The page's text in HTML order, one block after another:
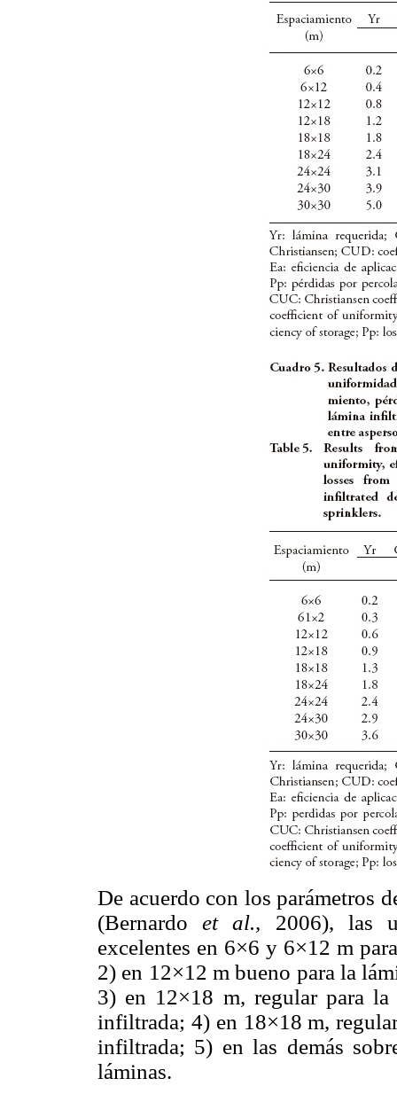
De acuerdo con los parámetros
(Bernardoet al., 2006), las
excelentes en 6×6 y 6×12 m
2) en 12×12 m bueno para la
3) en 12×18 m, regular para
infiltrada; 4) en 18×18 m,
infiltrada; 5) en las demás
láminas.